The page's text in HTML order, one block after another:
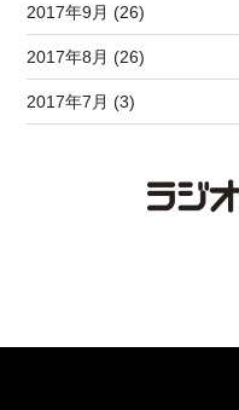
2017年9月 (26)
2017年8月 (26)
2017年7月 (3)